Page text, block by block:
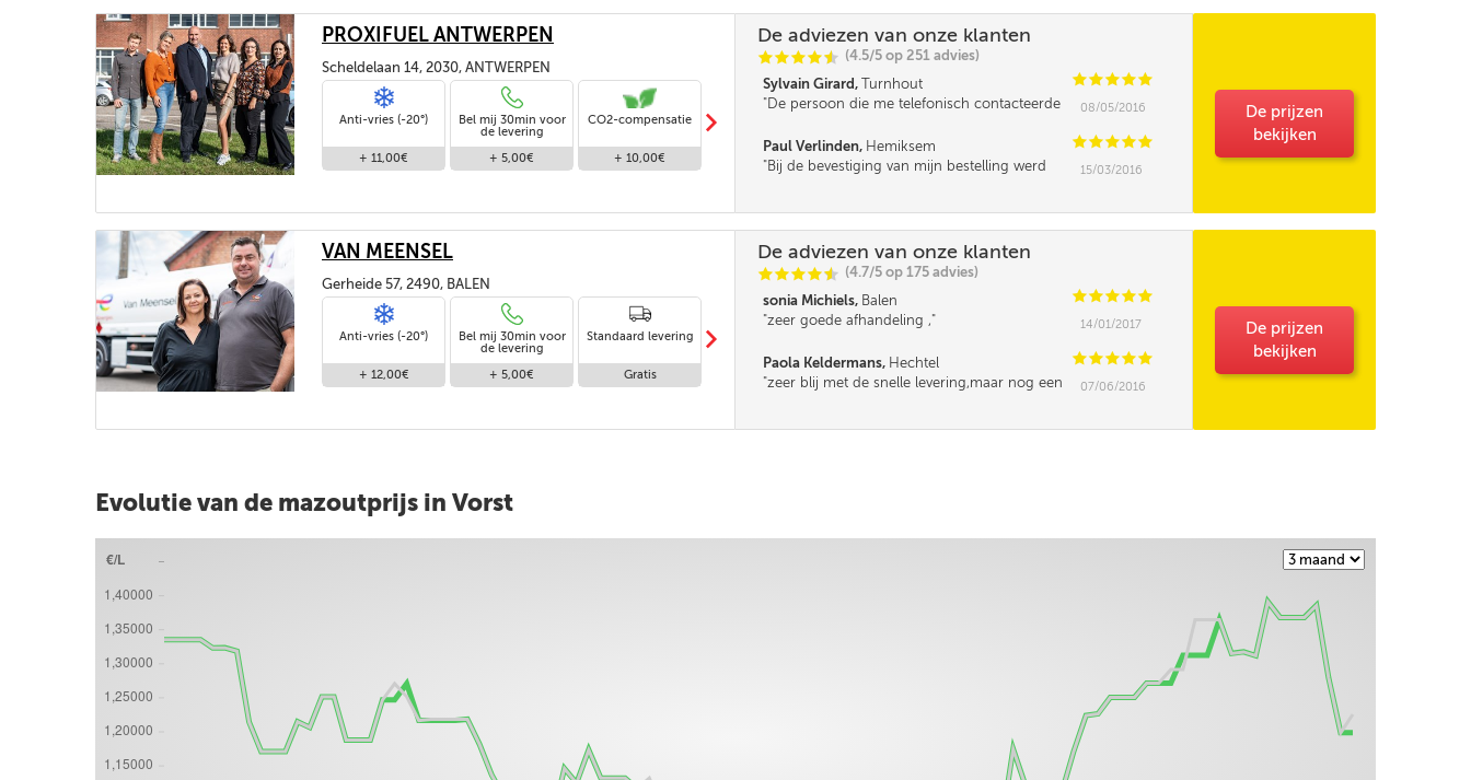
PROXIFUEL ANTWERPEN
Scheldelaan 14, 2030, ANTWERPEN
Anti-vries (-20°)
+ 11,00€
Bel mij 30min voor
de levering
+ 5,00€
CO2-compensatie
+ 10,00€
Standaard levering
Gratis
m
De adviezen van onze klanten
CCCCi
@ (4.5/5 op 251 advies)
Sylvain Girard, Turnhout CCCCC
De persoon die me telefonisch contacteerde
leek me. Verder was de service super!
08/05/2016
Paul Verlinden, Hemiksem CCCCC
Bij de bevestiging van mijn bestelling werd
15/03/2016
De prijzen
bekijken
VAN MEENSEL
Gerheide 57, 2490, BALEN
Anti-vries (-20°)
+ 12,00€
Bel mij 30min voor
de levering
+ 5,00€
Standaard levering
Gratis
Gratis
m
De adviezen van onze klanten
CCCCi
@ (4.7/5 op 175 advies)
sonia Michiels, Balen CCCCC
zeer goede afhandeling ,
14/01/2017
Paola Keldermans, Hechtel CCCCC
zeer blij met de snelle levering,maar nog een
gezet,en anders had ik maar de helft
07/06/2016
De prijzen
bekijken
Evolutie van de mazoutprijs in Vorst